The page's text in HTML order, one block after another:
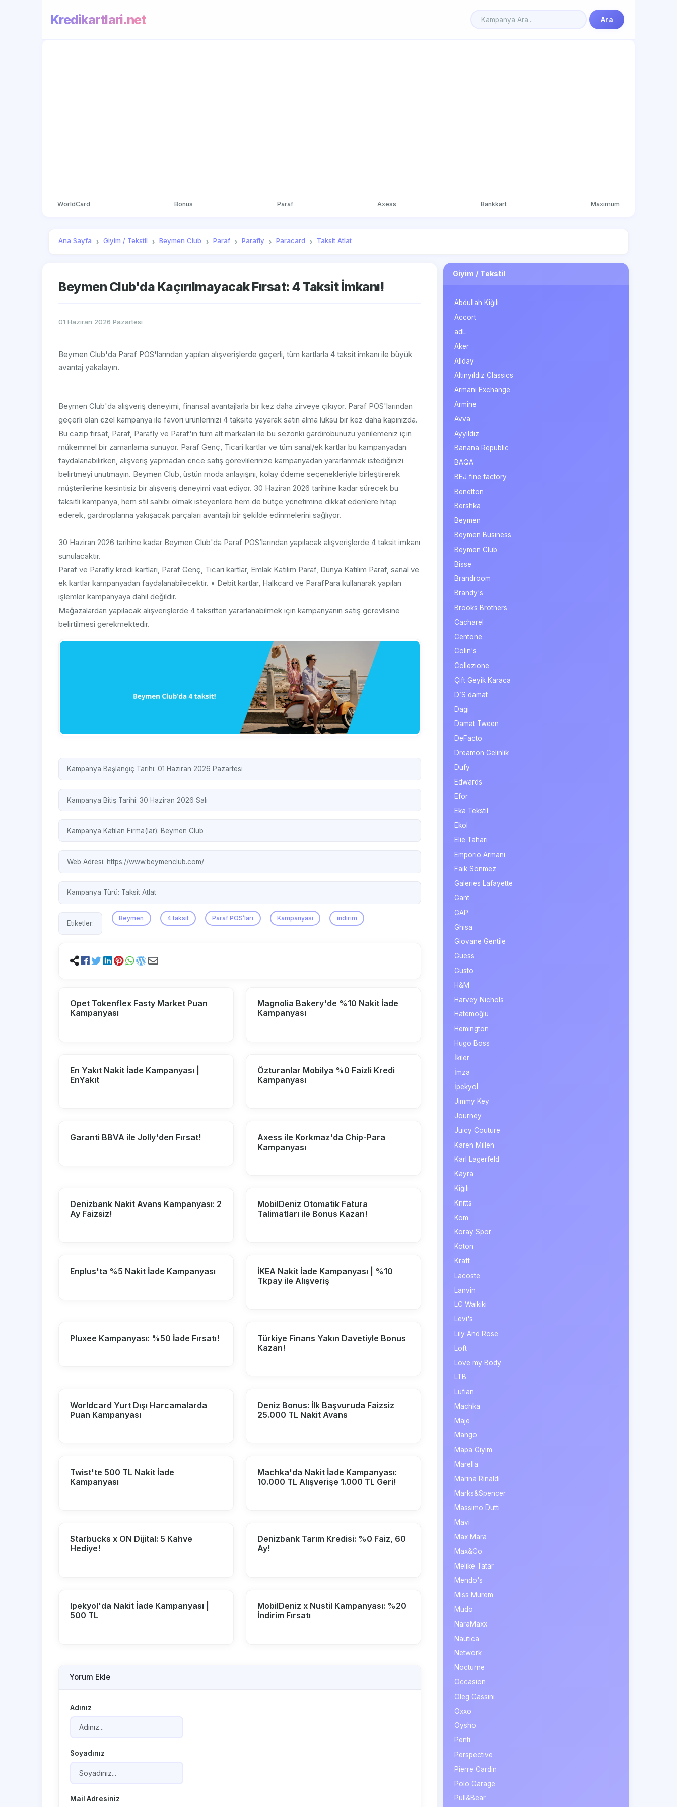
Kredikartlari.net Ara
WorldCard Bonus Paraf Axess Bankkart Maximum
Ana Sayfa Giyim / Tekstil Beymen Club Paraf Parafly Paracard Taksit Atlat
Beymen Club'da Kaçırılmayacak Fırsat: 4 Taksit İmkanı!
01 Haziran 2026 Pazartesi
Beymen Club'da Paraf POS'larından yapılan alışverişlerde geçerli, tüm kartlarla 4 taksit imkanı ile büyük
avantaj yakalayın.
Beymen Club'da alışveriş deneyimi, finansal avantajlarla bir kez daha zirveye çıkıyor. Paraf POS'larından
geçerli olan özel kampanya ile favori ürünlerinizi 4 taksite yayarak satın alma lüksü bir kez daha kapınızda.
Bu cazip fırsat, Paraf, Parafly ve Paraf'ın tüm alt markaları ile bu sezonki gardırobunuzu yenilemeniz için
mükemmel bir zamanlama sunuyor. Paraf Genç, Ticari kartlar ve tüm sanal/ek kartlar bu kampanyadan
faydalanabilirken, alışveriş yapmadan önce satış görevlilerinize kampanyadan yararlanmak istediğinizi
belirtmeyi unutmayın. Beymen Club, üstün moda anlayışını, kolay ödeme seçenekleriyle birleştirerek
müşterilerine kesintisiz bir alışveriş deneyimi vaat ediyor. 30 Haziran 2026 tarihine kadar sürecek bu
taksitli kampanya, hem stil sahibi olmak isteyenlere hem de bütçe yönetimine dikkat edenlere hitap
ederek, gardıroplarına yakışacak parçaları avantajlı bir şekilde edinmelerini sağlıyor.
30 Haziran 2026 tarihine kadar Beymen Club'da Paraf POS’larından yapılacak alışverişlerde 4 taksit imkanı
sunulacaktır.
Paraf ve Parafly kredi kartları, Paraf Genç, Ticari kartlar, Emlak Katılım Paraf, Dünya Katılım Paraf, sanal ve
ek kartlar kampanyadan faydalanabilecektir. • Debit kartlar, Halkcard ve ParafPara kullanarak yapılan
işlemler kampanyaya dahil değildir.
Mağazalardan yapılacak alışverişlerde 4 taksitten yararlanabilmek için kampanyanın satış görevlisine
belirtilmesi gerekmektedir.
Kampanya Başlangıç Tarihi: 01 Haziran 2026 Pazartesi
Kampanya Bitiş Tarihi: 30 Haziran 2026 Salı
Kampanya Katılan Firma(lar): Beymen Club
Web Adresi: https://www.beymenclub.com/
Kampanya Türü: Taksit Atlat
Etiketler:
Beymen 4 taksit Paraf POS’ları Kampanyası indirim
Opet Tokenflex Fasty Market Puan
Kampanyası
Magnolia Bakery'de %10 Nakit İade
Kampanyası
En Yakıt Nakit İade Kampanyası |
EnYakıt
Özturanlar Mobilya %0 Faizli Kredi
Kampanyası
Garanti BBVA ile Jolly'den Fırsat!
Axess ile Korkmaz'da Chip-Para
Kampanyası
Denizbank Nakit Avans Kampanyası: 2
Ay Faizsiz!
MobilDeniz Otomatik Fatura
Talimatları ile Bonus Kazan!
Enplus'ta %5 Nakit İade Kampanyası
İKEA Nakit İade Kampanyası | %10
Tkpay ile Alışveriş
Pluxee Kampanyası: %50 İade Fırsatı!
Türkiye Finans Yakın Davetiyle Bonus
Kazan!
Worldcard Yurt Dışı Harcamalarda
Puan Kampanyası
Deniz Bonus: İlk Başvuruda Faizsiz
25.000 TL Nakit Avans
Twist'te 500 TL Nakit İade
Kampanyası
Machka'da Nakit İade Kampanyası:
10.000 TL Alışverişe 1.000 TL Geri!
Starbucks x ON Dijital: 5 Kahve
Hediye!
Denizbank Tarım Kredisi: %0 Faiz, 60
Ay!
Ipekyol'da Nakit İade Kampanyası |
500 TL
MobilDeniz x Nustil Kampanyası: %20
İndirim Fırsatı
Yorum Ekle
Adınız
Soyadınız
Mail Adresiniz
Giyim / Tekstil
Abdullah Kiğılı
Accort
adL
Aker
Allday
Altınyıldız Classics
Armani Exchange
Armine
Avva
Ayyıldız
Banana Republic
BAQA
BEJ fine factory
Benetton
Bershka
Beymen
Beymen Business
Beymen Club
Bisse
Brandroom
Brandy's
Brooks Brothers
Cacharel
Centone
Colin's
Collezione
Çift Geyik Karaca
D’S damat
Dagi
Damat Tween
DeFacto
Dreamon Gelinlik
Dufy
Edwards
Efor
Eka Tekstil
Ekol
Elie Tahari
Emporio Armani
Faik Sönmez
Galeries Lafayette
Gant
GAP
Ghisa
Giovane Gentile
Guess
Gusto
H&M
Harvey Nichols
Hatemoğlu
Hemington
Hugo Boss
İkiler
İmza
İpekyol
Jimmy Key
Journey
Juicy Couture
Karen Millen
Karl Lagerfeld
Kayra
Kiğılı
Knitts
Kom
Koray Spor
Koton
Kraft
Lacoste
Lanvin
LC Waikiki
Levi's
Lily And Rose
Loft
Love my Body
LTB
Lufian
Machka
Maje
Mango
Mapa Giyim
Marella
Marina Rinaldi
Marks&Spencer
Massimo Dutti
Mavi
Max Mara
Max&Co.
Melike Tatar
Mendo's
Miss Murem
Mudo
NaraMaxx
Nautica
Network
Nocturne
Occasion
Oleg Cassini
Oxxo
Oysho
Penti
Perspective
Pierre Cardin
Polo Garage
Pull&Bear